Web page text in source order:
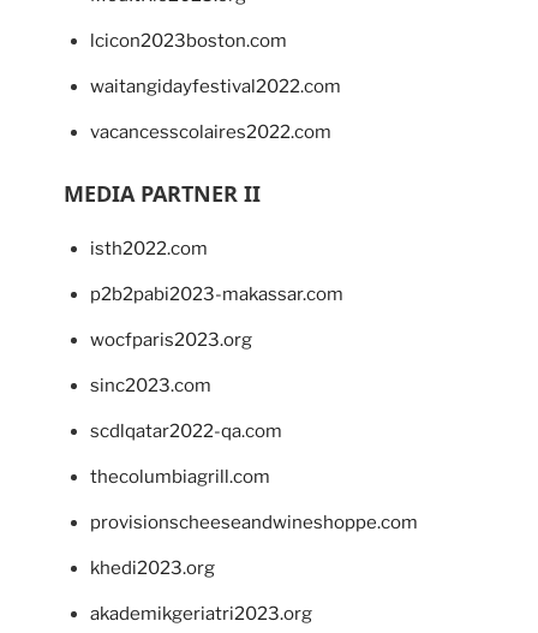
lcicon2023boston.com
waitangidayfestival2022.com
vacancesscolaires2022.com
MEDIA PARTNER II
isth2022.com
p2b2pabi2023-makassar.com
wocfparis2023.org
sinc2023.com
scdlqatar2022-qa.com
thecolumbiagrill.com
provisionscheeseandwineshoppe.com
khedi2023.org
akademikgeriatri2023.org